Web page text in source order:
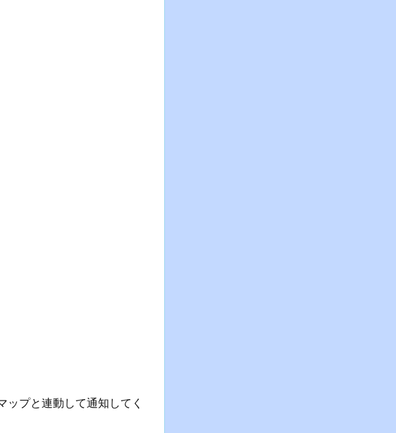
プと連動して通知してく